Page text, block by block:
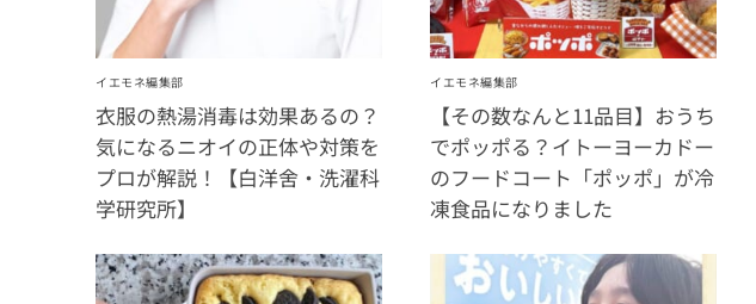
イエモネ編集部
衣服の熱湯消毒は効果あるの？
気になるニオイの正体や対策を
プロが解説！【白洋舍・洗濯科
学研究所】
イエモネ編集部
【その数なんと11品目】おうち
でポッポる？イトーヨーカドー
のフードコート「ポッポ」が冷
凍食品になりました